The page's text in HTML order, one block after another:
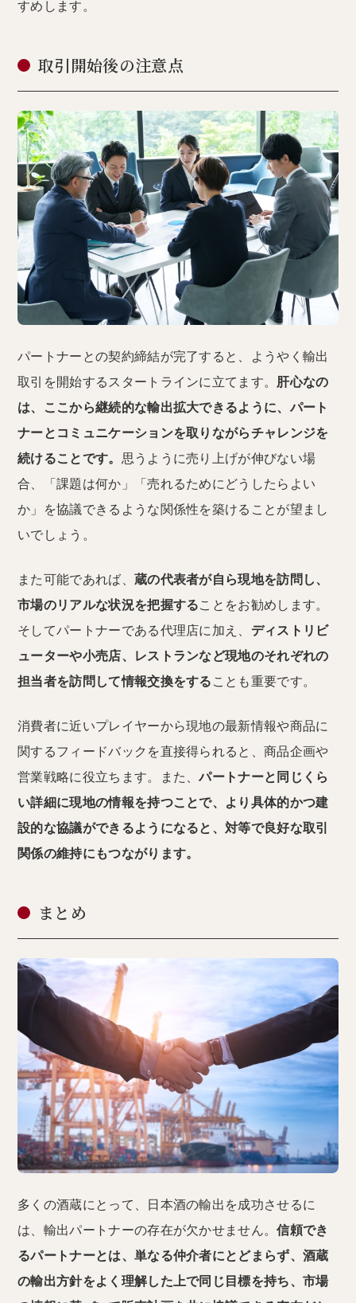
すめします。
取引開始後の注意点
パートナーとの契約締結が完了すると、ようやく輸出
取引を開始するスタートラインに立てます。 肝心なの
は、ここから継続的な輸出拡大できるように、パート
ナーとコミュニケーションを取りながらチャレンジを
続けることです。 思うように売り上げが伸びない場
合、「課題は何か」「売れるためにどうしたらよい
か」を協議できるような関係性を築けることが望まし
いでしょう。
また可能であれば、 蔵の代表者が自ら現地を訪問し、
市場のリアルな状況を把握することをお勧めします。
そしてパートナーである代理店に加え、 ディストリビ
ューターや小売店、レストランなど現地のそれぞれの
担当者を訪問して情報交換をする ことも重要です。
消費者に近いプレイヤーから現地の最新情報や商品に
関するフィードバックを直接得られると、商品企画や
営業戦略に役立ちます。また、パートナーと同じくら
い詳細に現地の情報を持つことで、より具体的かつ建
設的な協議ができるようになると、対等で良好な取引
関係の維持にもつながります。
まとめ
多くの酒蔵にとって、日本酒の輸出を成功させるに
は、輸出パートナーの存在が欠かせません。信頼でき
るパートナーとは、単なる仲介者にとどまらず、酒蔵
の輸出方針をよく理解した上で同じ目標を持ち、市場